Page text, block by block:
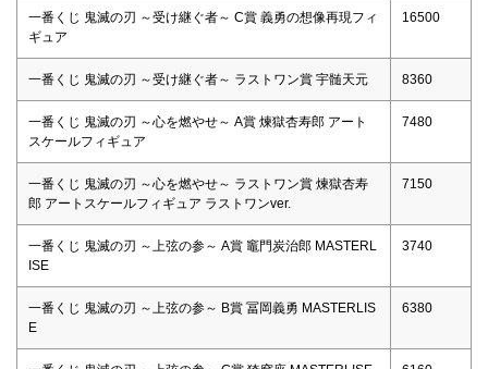
一番くじ 鬼滅の刃 ～受け継ぐ者～ C賞 義勇の想像再現フィ
ギュア
16500
一番くじ 鬼滅の刃 ～受け継ぐ者～ ラストワン賞 宇髄天元 8360
一番くじ 鬼滅の刃 ～心を燃やせ～ A賞 煉獄杏寿郎 アート
スケールフィギュア
7480
一番くじ 鬼滅の刃 ～心を燃やせ～ ラストワン賞 煉獄杏寿
郎 アートスケールフィギュア ラストワンver.
7150
一番くじ 鬼滅の刃 ～上弦の参～ A賞 竈門炭治郎 MASTERL
ISE
3740
一番くじ 鬼滅の刃 ～上弦の参～ B賞 冨岡義勇 MASTERLIS
E
6380